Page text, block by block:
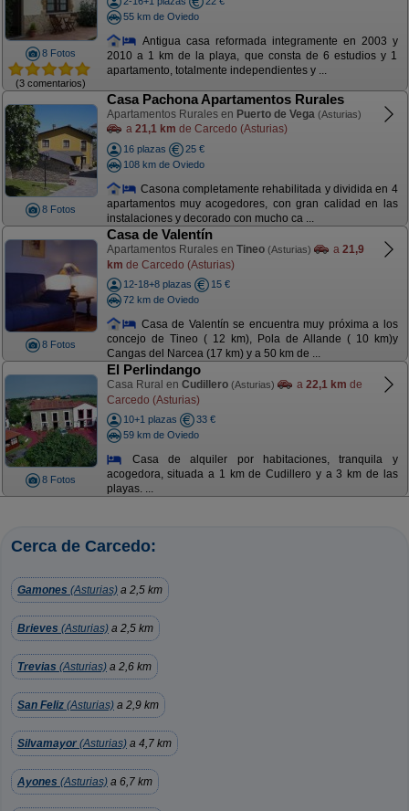
8 Fotos
(3 comentarios)
55 km de Oviedo
Antigua casa reformada integramente en 2003 y
2010 a 1 km de la playa, que consta de 6 estudios y 1
apartamento, totalmente independientes y ...
8 Fotos
Casa Pachona Apartamentos Rurales
Apartamentos Rurales en Puerto de Vega (Asturias)
a 21,1 km de Carcedo (Asturias)
16 plazas
25 €
108 km de Oviedo
Casona completamente rehabilitada y dividida en 4
apartamentos muy acogedores, con gran calidad en las
instalaciones y decorado con mucho ca ...
8 Fotos
Casa de Valentín
Apartamentos Rurales en Tineo (Asturias) a 21,9
km de Carcedo (Asturias)
12-18+8 plazas
15 €
72 km de Oviedo
Casa de Valentín se encuentra muy próxima a los
concejo de Tineo ( 12 km), Pola de Allande ( 10 km)y
Cangas del Narcea (17 km) y a 50 km de ...
8 Fotos
El Perlindango
Casa Rural en Cudillero (Asturias) a 22,1 km de
Carcedo (Asturias)
10+1 plazas
33 €
59 km de Oviedo
Casa de alquiler por habitaciones, tranquila y
acogedora, situada a 1 km de Cudillero y a 3 km de las
playas. ...
Cerca de Carcedo:
Gamones (Asturias) a 2,5 km
Brieves (Asturias) a 2,5 km
Trevias (Asturias) a 2,6 km
San Feliz (Asturias) a 2,9 km
Silvamayor (Asturias) a 4,7 km
Ayones (Asturias) a 6,7 km